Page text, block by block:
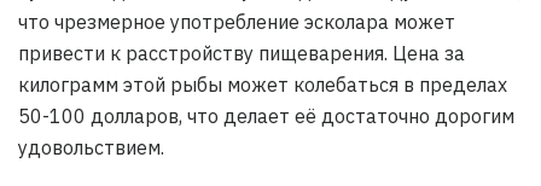
что чрезмерное употребление эсколара может
привести к расстройству пищеварения. Цена за
килограмм этой рыбы может колебаться в пределах
50-100 долларов, что делает её достаточно дорогим
удовольствием.